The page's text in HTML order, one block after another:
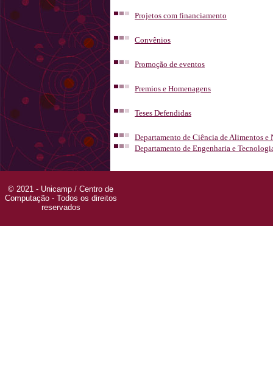
Projetos com financiamento
Convênios
Promoção de eventos
Premios e Homenagens
Teses Defendidas
Departamento de Ciência de Alimentos e
Departamento de Engenharia e
© 2021 - Unicamp / Centro de
Computação - Todos os direitos
reservados